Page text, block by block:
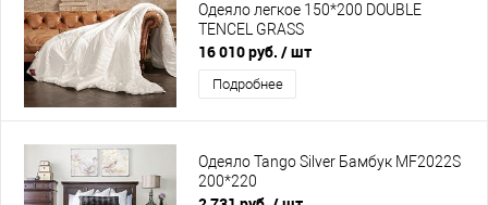
Одеяло легкое 150*200 DOUBLE
TENCEL GRASS
16 010 руб. / шт
Подробнее
Одеяло Tango Silver Бамбук MF2022S
200*220